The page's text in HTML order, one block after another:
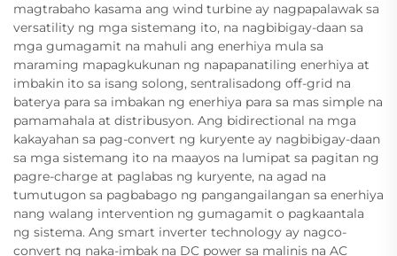
magtrabaho kasama ang wind turbine ay nagpapalawak sa
versatility ng mga sistemang ito, na nagbibigay-daan sa
mga gumagamit na mahuli ang enerhiya mula sa
maraming mapagkukunan ng napapanatiling enerhiya at
imbakin ito sa isang solong, sentralisadong off-grid na
baterya para sa imbakan ng enerhiya para sa mas simple na
pamamahala at distribusyon. Ang bidirectional na mga
kakayahan sa pag-convert ng kuryente ay nagbibigay-daan
sa mga sistemang ito na maayos na lumipat sa pagitan ng
pagre-charge at paglabas ng kuryente, na agad na
tumutugon sa pagbabago ng pangangailangan sa enerhiya
nang walang intervention ng gumagamit o pagkaantala
ng sistema. Ang smart inverter technology ay nagco-
convert ng naka-imbak na DC power sa malinis na AC